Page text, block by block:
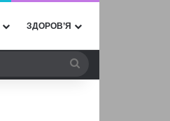
ЗДОРОВ’Я